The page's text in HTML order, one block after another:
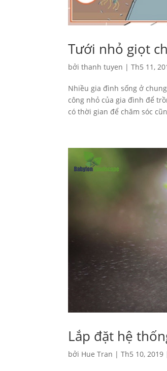
Tưới nhỏ giọt
bởithanh tuyen |Th5 11,
Nhiều gia đình sống ở
công nhỏ của gia đình để
có thời gian để chăm sóc
Lắp đặt hệ
bởi Hue Tran |Th5 10, 2019